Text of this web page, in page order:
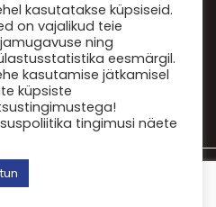
Kõik õigused kaitstud.
kasutatakse küpsiseid.
on vajalikud teie
ning
eesmärgil.
kasutamise jätkamisel
küpsiste
tingimusi näete